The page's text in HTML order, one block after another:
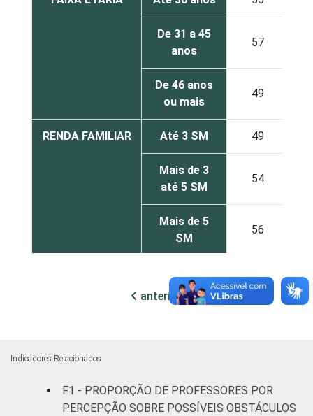
De 31 a 45
anos
57
De 46 anos
ou mais
49
RENDA FAMILIAR Até 3 SM 49
Mais de 3
até 5 SM
54
Mais de 5
SM
56
Mais de 3
REGIÃO Norte 78
anterior próxima
Indicadores Relacionados
F1 - PROPORÇÃO DE PROFESSORES POR
PERCEPÇÃO SOBRE POSSÍVEIS OBSTÁCULOS